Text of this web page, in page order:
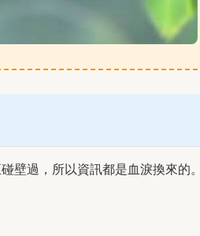
壁過，所以資訊都是血淚換來的。